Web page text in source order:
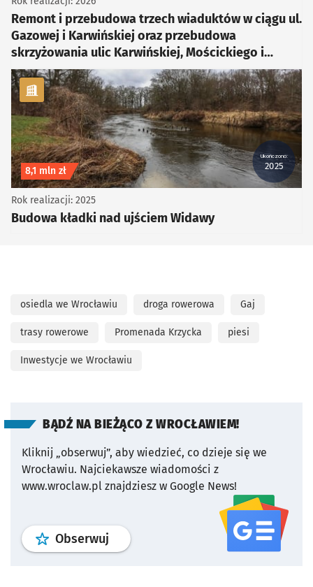
Remont i przebudowa trzech wiaduktów w ciągu ul.
Gazowej i Karwińskiej oraz przebudowa
skrzyżowania ulic Karwińskiej, Mościckiego i
Gazowej
kategoria Rowerowe, Piesze
Ukończono:
2025
Koszt inwestycji
8,1 mln zł
Budowa kładki nad ujściem Widawy
Rok realizacji: 2025
osiedla we Wrocławiu droga rowerowa Gaj
trasy rowerowe Promenada Krzycka piesi
Inwestycje we Wrocławiu
BĄDŹ NA BIEŻĄCO Z WROCŁAWIEM!
Kliknij „obserwuj”, aby wiedzieć, co dzieje się we
Wrocławiu. Najciekawsze wiadomości z
www.wroclaw.pl znajdziesz w Google News!
Obserwuj profil serwisu